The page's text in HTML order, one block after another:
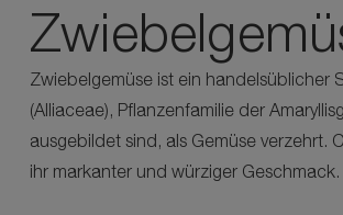
Zwiebelgemüse ist ein handelsüblicher
(Alliaceae), Pflanzenfamilie der
ausgebildet sind, als Gemüse verzehrt.
ihr markanter und würziger Geschmack.